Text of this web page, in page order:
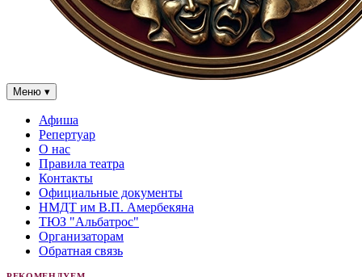
Меню ▾
Афиша
Репертуар
О нас
Правила театра
Контакты
Официальные документы
НМДТ им В.П. Амербекяна
ТЮЗ "Альбатрос"
Организаторам
Обратная связь